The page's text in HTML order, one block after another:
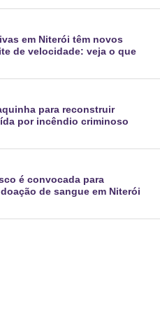
em Niterói têm novos
de velocidade: veja o que
para reconstruir
por incêndio criminoso
é convocada para
de sangue em Niterói